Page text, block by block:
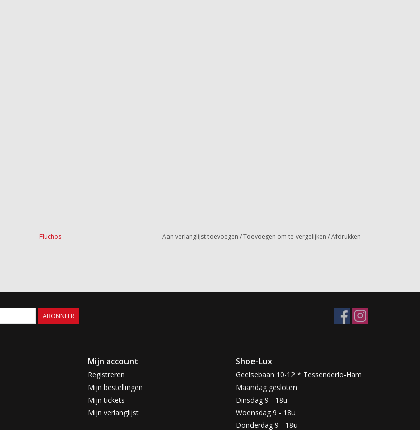
Fluchos Aan verlanglijst toevoegen /Toevoegen om te vergelijken /Afdrukken
ABONNEER
Mijn account
Registreren
Mijn bestellingen
Mijn tickets
Mijn verlanglijst
Shoe-Lux
Geelsebaan 10-12 * Tessenderlo-Ham
Maandag gesloten
Dinsdag 9 - 18u
Woensdag 9 - 18u
Donderdag 9 - 18u